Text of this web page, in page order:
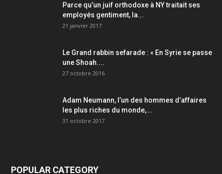
Parce qu’un juif orthodoxe à NY traitait ses
employés gentiment, la...
21 janvier 2017
Le Grand rabbin sefarade : « En Syrie se passe
une Shoah....
27 octobre 2016
Adam Neumann, l’un des hommes d’affaires
les plus riches du monde,...
31 octobre 2017
POPULAR CATEGORY